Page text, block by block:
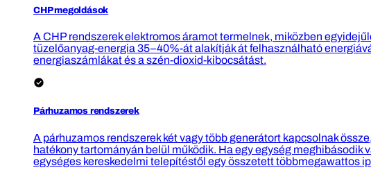
CHP megoldások
A CHP rendszerek elektromos áramot termelnek, miközben
tüzelőanyag-energia 35–40%-át alakítják át felhasználható
energiaszámlákat és a szén-dioxid-kibocsátást.
Párhuzamos rendszerek
A párhuzamos rendszerek két vagy több generátort kapcsolnak
hatékony tartományán belül működik. Ha egy egység
egységes kereskedelmi telepítéstől egy összetett többmegawattos